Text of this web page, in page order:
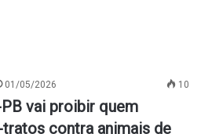
01/05/2026 10
vai proibir quem
contra animais de